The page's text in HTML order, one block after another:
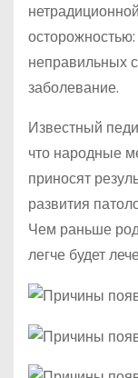
неправильных
заболевание.
Известный
что народные
приносят
развития
Чем раньше
легче будет